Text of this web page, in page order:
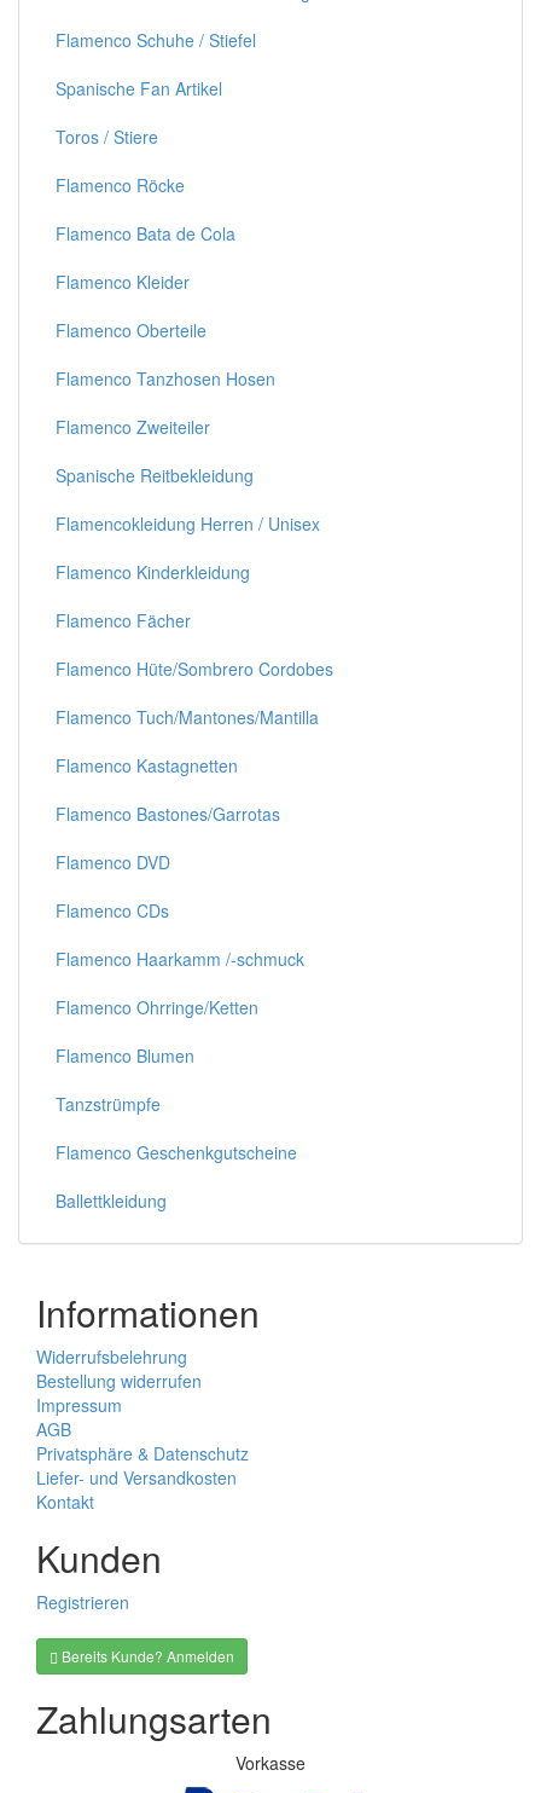
Flamenco Schuhe / Stiefel
Spanische Fan Artikel
Toros / Stiere
Flamenco Röcke
Flamenco Bata de Cola
Flamenco Kleider
Flamenco Oberteile
Flamenco Tanzhosen Hosen
Flamenco Zweiteiler
Spanische Reitbekleidung
Flamencokleidung Herren / Unisex
Flamenco Kinderkleidung
Flamenco Fächer
Flamenco Hüte/Sombrero Cordobes
Flamenco Tuch/Mantones/Mantilla
Flamenco Kastagnetten
Flamenco Bastones/Garrotas
Flamenco DVD
Flamenco CDs
Flamenco Haarkamm /-schmuck
Flamenco Ohrringe/Ketten
Flamenco Blumen
Tanzstrümpfe
Flamenco Geschenkgutscheine
Ballettkleidung
Informationen
Widerrufsbelehrung
Bestellung widerrufen
Impressum
AGB
Privatsphäre & Datenschutz
Liefer- und Versandkosten
Kontakt
Kunden
Registrieren
Bereits Kunde? Anmelden
Zahlungsarten
Vorkasse